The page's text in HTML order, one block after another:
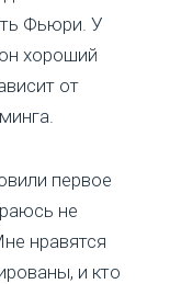
Фьюри. У
хороший
от
первое
не
нравятся
и кто